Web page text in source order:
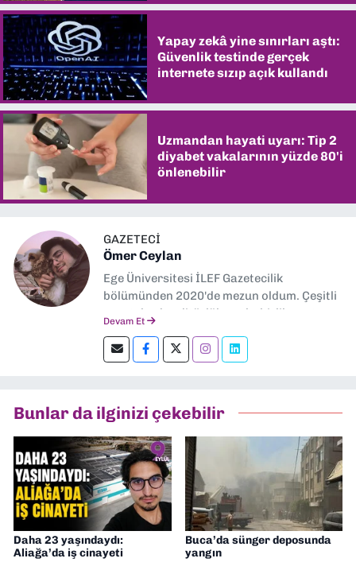
Yapay zekâ yine sınırları aştı:
Güvenlik testinde gerçek
internete sızıp açık kullandı
Uzmandan hayati uyarı: Tip 2
diyabet vakalarının yüzde 80'i
önlenebilir
GAZETECİ
Ömer Ceylan
Ege Üniversitesi İLEF Gazetecilik
bölümünden 2020'de mezun oldum. Çeşitli
gazetelerde editörlük, muhabirlik yaptım.
editörlük yapıyorum.
Devam Et
Bunlar da ilginizi çekebilir
Daha 23 yaşındaydı:
Aliağa’da iş cinayeti
Buca’da sünger deposunda
yangın